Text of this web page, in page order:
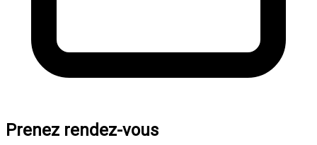
Prenez rendez-vous